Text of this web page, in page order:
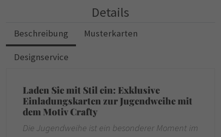
Details
Beschreibung Musterkarten
Designservice
Laden Sie mit Stil ein: Exklusive
Einladungskarten zur Jugendweihe mit
dem Motiv Crafty
Die Jugendweihe ist ein besonderer Moment im